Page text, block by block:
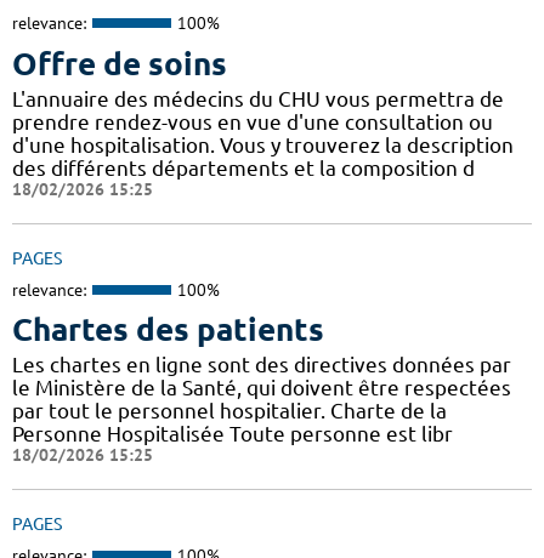
relevance: 100%
Offre de soins
L'annuaire des médecins du CHU vous permettra de
prendre rendez-vous en vue d'une consultation ou
d'une hospitalisation. Vous y trouverez la description
des différents départements et la composition d
18/02/2026 15:25
PAGES
relevance: 100%
Chartes des patients
Les chartes en ligne sont des directives données par
le Ministère de la Santé, qui doivent être respectées
par tout le personnel hospitalier. Charte de la
Personne Hospitalisée Toute personne est libr
18/02/2026 15:25
PAGES